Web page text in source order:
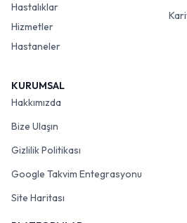
Hastalıklar
Hizmetler
Hastaneler
KURUMSAL
Hakkımızda
Bize Ulaşın
Gizlilik Politikası
Google Takvim Entegrasyonu
Site Haritası